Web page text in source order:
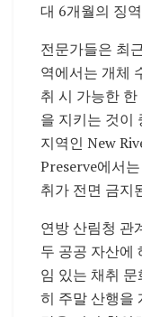
대 6개월의 징
전문가들은 최
역에서는 개체
취 시 가능한
을 지키는 것이
지역인 New
Preserve에서
취가 전면 금지
연방 산림청 관
두 공공 자산에
임 있는 채취
히 주말 산행을